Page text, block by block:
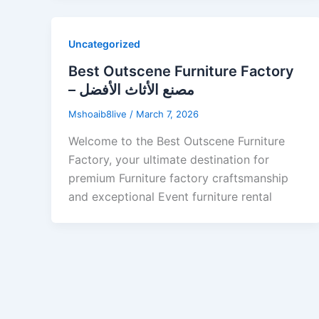
Uncategorized
Best Outscene Furniture Factory
– مصنع الأثاث الأفضل
Mshoaib8live / March 7, 2026
Welcome to the Best Outscene Furniture
Factory, your ultimate destination for
premium Furniture factory craftsmanship
and exceptional Event furniture rental